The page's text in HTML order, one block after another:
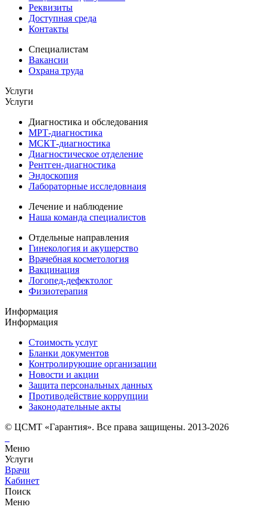
Реквизиты
Доступная среда
Контакты
Специалистам
Вакансии
Охрана труда
Услуги
Услуги
Диагностика и обследования
МРТ-диагностика
МСКТ-диагностика
Диагностическое отделение
Рентген-диагностика
Эндоскопия
Лабораторные исследовнаия
Лечение и наблюдение
Наша команда специалистов
Отдельные направления
Гинекология и акушерство
Врачебная косметология
Вакцинация
Логопед-дефектолог
Физиотерапия
Информация
Информация
Стоимость услуг
Бланки документов
Контролирующие организации
Новости и акции
Защита персональных данных
Противодействие коррупции
Законодательные акты
© ЦСМТ «Гарантия». Все права защищены. 2013-2026
Меню
Услуги
Врачи
Кабинет
Поиск
Меню